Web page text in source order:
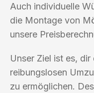
Auch individuelle
die Montage von
unsere
Unser Ziel ist es,
reibungslosen
zu ermöglichen.